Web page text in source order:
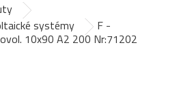
systémy
F -
10x90 A2 200 Nr:71202